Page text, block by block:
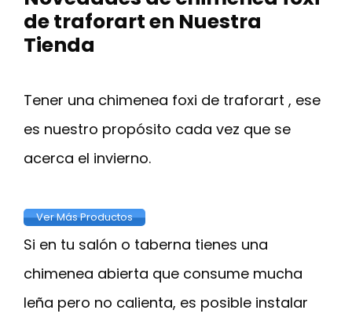
de traforart en Nuestra
Tienda
Tener una chimenea foxi de traforart , ese
es nuestro propósito cada vez que se
acerca el invierno.
Ver Más Productos
Si en tu salón o taberna tienes una
chimenea abierta que consume mucha
leña pero no calienta, es posible instalar